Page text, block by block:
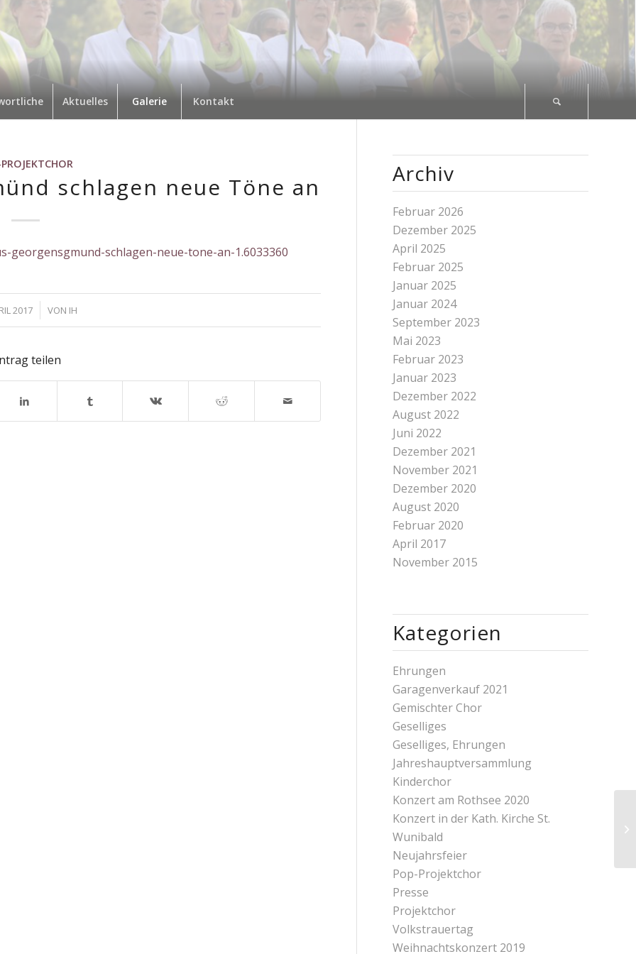
Aktuelles Galerie Kontakt
schlagen neue Töne an
schlagen-neue-tone-an-1.6033360
2017 VON IH
teilen
Archiv
Februar 2026
Dezember 2025
April 2025
Februar 2025
Januar 2025
Januar 2024
September 2023
Mai 2023
Februar 2023
Januar 2023
Dezember 2022
August 2022
Juni 2022
Dezember 2021
November 2021
Dezember 2020
August 2020
Februar 2020
April 2017
November 2015
Kategorien
Ehrungen
Garagenverkauf 2021
Gemischter Chor
Geselliges
Geselliges, Ehrungen
Jahreshauptversammlung
Kinderchor
Konzert am Rothsee 2020
Konzert in der Kath. Kirche St.
Wunibald
Neujahrsfeier
Pop-Projektchor
Presse
Projektchor
Volkstrauertag
Weihnachtskonzert 2019